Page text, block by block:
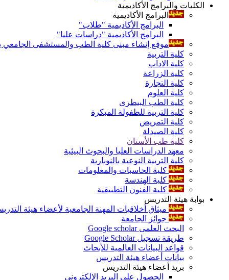
الكليات والبرامج الأكاديمية
البرامج الأكاديمية
البرامج الأكاديمية "طلاب"
البرامج الأكاديمية "دراسات عليا"
موقع إنشاء مبنى كلية الطب والمستشفى الجامعي
كلية التربية
كلية الاداب
كلية الزراعة
كلية التجارة
كلية العلوم
كلية الطب البيطرى
كلية التربية للطفولة المبكرة
كلية التمريض
كلية الصيدلة
كلية طب الأسنان
معهد الدراسات العليا والبحوث البيئية
كلية التربية النوعية بالنوبارية
كلية الحاسبات والمعلومات
كلية الهندسة
كلية الفنون التطبيقية
بوابة هيئة التدريس
ميثاق أخلاقيات المهنة الجامعية لأعضاء هيئة
جوائز الجامعة
البحث العلمى Google scholar
طريقة تسجيل Google Scholar
قواعد البيانات العالمية للأبحاث
بيانات أعضاء هيئة التدريس
بريد أعضاء هيئة التدريس
الحصول على البريد الإلكترونى